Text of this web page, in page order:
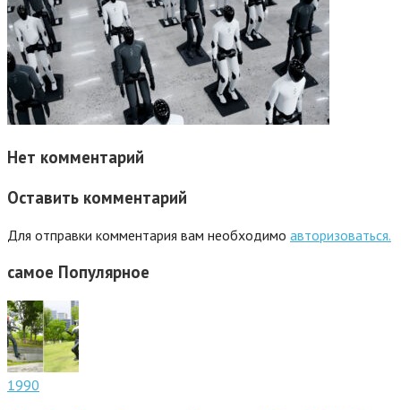
Нет комментарий
Оставить комментарий
Для отправки комментария вам необходимо авторизоваться.
самое Популярное
1990